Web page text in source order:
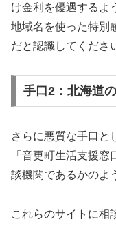
け金利を優遇するよ
地域名を使った特別
だと認識してくださ
手口2：北海道
さらに悪質な手口と
「音更町生活支援
談機関であるかのよ
これらのサイトに相